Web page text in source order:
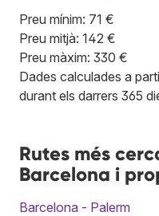
Preu mínim: 71 €
Preu mitjà: 142 €
Preu màxim: 330 €
Dades calculades a
durant els darrers 365
Rutes més
Barcelona i
Barcelona - Palerm